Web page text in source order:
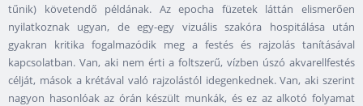
tűnik) követendő példának. Az epocha füzetek láttán elismerően
nyilatkoznak ugyan, de egy-egy vizuális szakóra hospitálása után
gyakran kritika fogalmazódik meg a festés és rajzolás tanításával
kapcsolatban. Van, aki nem érti a foltszerű, vízben úszó akvarellfestés
célját, mások a krétával való rajzolástól idegenkednek. Van, aki szerint
nagyon hasonlóak az órán készült munkák, és ez az alkotó folyamat